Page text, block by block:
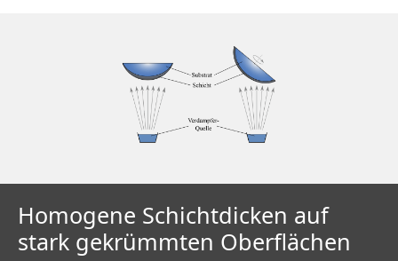
Homogene Schichtdicken auf
stark gekrümmten Oberflächen